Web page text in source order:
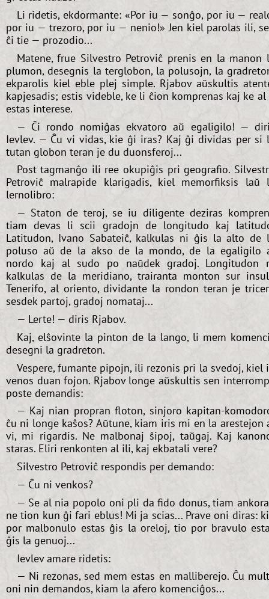
Li ridetis, ekdormante: «Por iu — sonĝo, por iu —
por iu — trezoro, por iu — nenio!» Jen kiel parolas ili,
ĉi tie — prozodio...
Matene, frue Silvestro Petroviĉ prenis en la manon
plumon, desegnis la terglobon, la polusojn, la
ekparolis kiel eble plej simple. Rjabov aŭskultis
kapjesadis; estis videble, ke li ĉion komprenas kaj ke
estas interese.
— Ĉi rondo nomiĝas ekvatoro aŭ egaligilo! —
Ievlev. — Ĉu vi vidas, kie ĝi iras? Kaj ĝi dividas per si
tutan globon teran je du duonsferoj...
Post tagmanĝo ili ree okupiĝis pri geografio.
Petroviĉ malrapide klarigadis, kiel memorfiksis laŭ
lernolibro:
— Staton de teroj, se iu diligente deziras
tiam devas li scii gradojn de longitudo kaj
Latitudon, Ivano Sabateiĉ, kalkulas ni ĝis la alto de
poluso aŭ de la akso de la mondo, de la egaligilo
nordo kaj al sudo po naŭdek gradoj. Longitudon
kalkulas de la meridiano, trairanta monton sur
Tenerifo, al oriento, dividante la rondon teran je
sesdek partoj, gradoj nomataj...
— Lerte! — diris Rjabov.
Kaj, elŝovinte la pinton de la lango, li mem
desegni la gradreton.
Vespere, fumante pipojn, ili rezonis pri la svedoj, kiel
venos duan fojon. Rjabov longe aŭskultis sen
poste demandis:
— Kaj nian propran floton, sinjoro kapitan-
ĉu ni longe kaŝos? Aŭtune, kiam iris mi en la arestejon
vi, mi rigardis. Ne malbonaj ŝipoj, taŭgaj. Kaj
staras. Eliri renkonten al ili, kaj ekbatali vere?
Silvestro Petroviĉ respondis per demando:
— Ĉu ni venkos?
— Se al nia popolo oni pli da fido donus, tiam
ne tion kun ĝi fari eblus! Mi ja scias... Prave oni diras:
por malbonulo estas ĝis la oreloj, tio por bravulo
ĝis la genuoj...
Ievlev amare ridetis:
— Ni rezonas, sed mem estas en malliberejo. Ĉu
oni nin demandos, kiam la afero komenciĝos...